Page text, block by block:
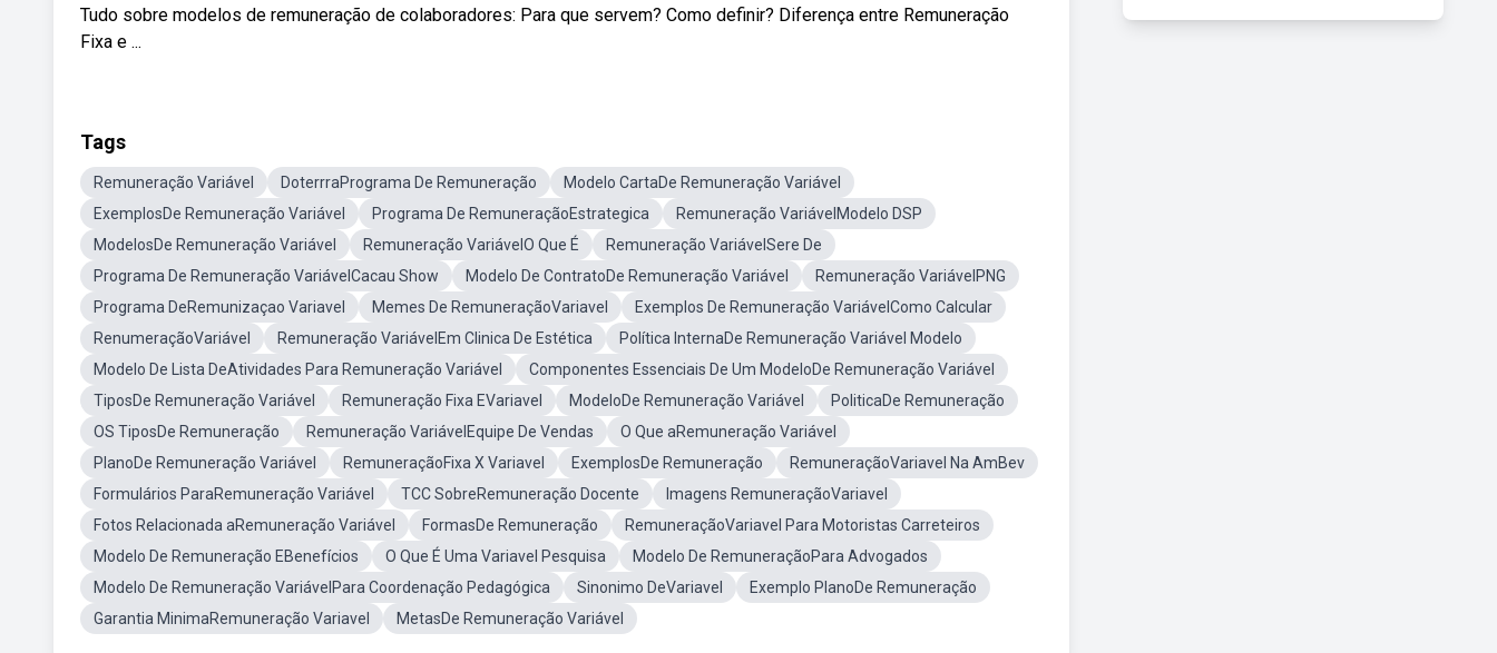
Tudo sobre modelos de remuneração de colaboradores: Para que servem? Como definir? Diferença entre Remuneração
Fixa e ...
Tags
Remuneração Variável DoterrraPrograma De Remuneração
Modelo CartaDe Remuneração Variável
ExemplosDe Remuneração Variável
Programa De RemuneraçãoEstrategica
Remuneração VariávelModelo DSP
ModelosDe Remuneração Variável
Remuneração VariávelO Que É
Remuneração VariávelSere De
Programa De Remuneração VariávelCacau Show
Modelo De ContratoDe Remuneração Variável
Remuneração VariávelPNG
Programa DeRemunizaçao Variavel
Memes De RemuneraçãoVariavel
Exemplos De Remuneração VariávelComo Calcular
RenumeraçãoVariável
Remuneração VariávelEm Clinica De Estética
Política InternaDe Remuneração Variável Modelo
Modelo De Lista DeAtividades Para Remuneração Variável
Componentes Essenciais De Um ModeloDe Remuneração Variável
TiposDe Remuneração Variável
Remuneração Fixa EVariavel ModeloDe Remuneração Variável
PoliticaDe Remuneração
OS TiposDe Remuneração
Remuneração VariávelEquipe De Vendas
O Que aRemuneração Variável
PlanoDe Remuneração Variável
RemuneraçãoFixa X Variavel ExemplosDe Remuneração
RemuneraçãoVariavel Na AmBev
Formulários ParaRemuneração Variável
TCC SobreRemuneração Docente
Imagens RemuneraçãoVariavel
Fotos Relacionada aRemuneração Variável
FormasDe Remuneração
RemuneraçãoVariavel Para Motoristas Carreteiros
Modelo De Remuneração EBenefícios
O Que É Uma Variavel Pesquisa
Modelo De RemuneraçãoPara Advogados
Modelo De Remuneração VariávelPara Coordenação Pedagógica
Sinonimo DeVariavel
Exemplo PlanoDe Remuneração
Garantia MinimaRemuneração Variavel
MetasDe Remuneração Variável